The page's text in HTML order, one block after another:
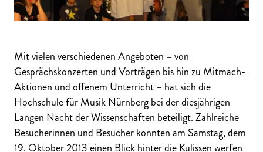
Mit vielen verschiedenen Angeboten – von
Gesprächskonzerten und Vorträgen bis hin zu Mitmach-
Aktionen und offenem Unterricht – hat sich die
Hochschule für Musik Nürnberg bei der diesjährigen
Langen Nacht der Wissenschaften beteiligt. Zahlreiche
Besucherinnen und Besucher konnten am Samstag, dem
19. Oktober 2013 einen Blick hinter die Kulissen werfen